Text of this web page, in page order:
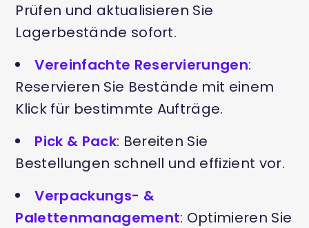
Prüfen und aktualisieren Sie
Lagerbestände sofort.
Vereinfachte Reservierungen:
Reservieren Sie Bestände mit einem
Klick für bestimmte Aufträge.
Pick & Pack: Bereiten Sie
Bestellungen schnell und effizient vor.
Verpackungs- &
Palettenmanagement: Optimieren Sie